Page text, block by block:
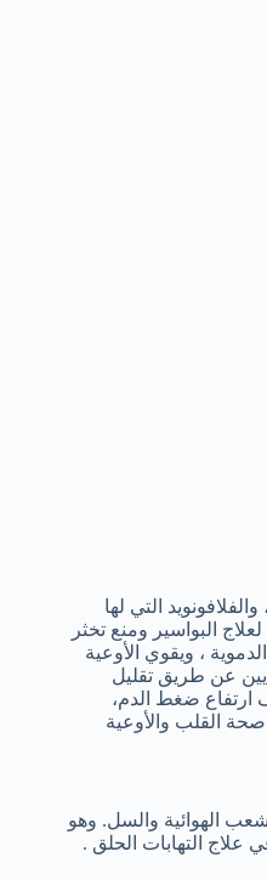
التي لها
البواسير ومنع تخثر
، ويقوي الأوعية
عن طريق تقليل
ارتفاع ضغط الدم،
القلب والأوعية
الهوائية والسل. وهو
التهابات الحلق .